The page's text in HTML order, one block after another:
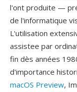
l'ont produite —
de l'informatique
L'utilisation
assistee par
fin dès années
d'importance
macOS Preview,